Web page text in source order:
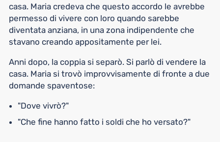
casa. Maria credeva che questo accordo le avrebbe
permesso di vivere con loro quando sarebbe
diventata anziana, in una zona indipendente che
stavano creando appositamente per lei.
Anni dopo, la coppia si separò. Si parlò di vendere la
casa. Maria si trovò improvvisamente di fronte a due
domande spaventose:
"Dove vivrò?"
"Che fine hanno fatto i soldi che ho versato?"